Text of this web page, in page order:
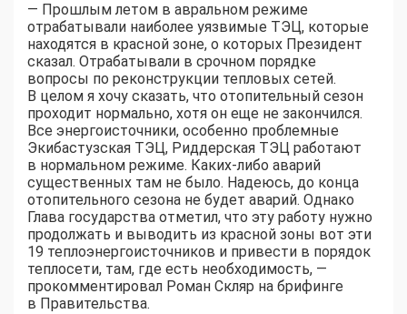
— Прошлым летом в авральном режиме
отрабатывали наиболее уязвимые ТЭЦ, которые
находятся в красной зоне, о которых Президент
сказал. Отрабатывали в срочном порядке
вопросы по реконструкции тепловых сетей.
В целом я хочу сказать, что отопительный сезон
проходит нормально, хотя он еще не закончился.
Все энергоисточники, особенно проблемные
Экибастузская ТЭЦ, Риддерская ТЭЦ работают
в нормальном режиме. Каких-либо аварий
существенных там не было. Надеюсь, до конца
отопительного сезона не будет аварий. Однако
Глава государства отметил, что эту работу нужно
продолжать и выводить из красной зоны вот эти
19 теплоэнергоисточников и привести в порядок
теплосети, там, где есть необходимость, —
прокомментировал Роман Скляр на брифинге
в Правительства.